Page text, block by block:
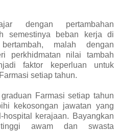
dengan pertambahan
semestinya beban kerja di
malah dengan
perkhidmatan nilai tambah
faktor keperluan untuk
setiap tahun.
Farmasi setiap tahun
kekosongan jawatan yang
kerajaan. Bayangkan
awam dan swasta